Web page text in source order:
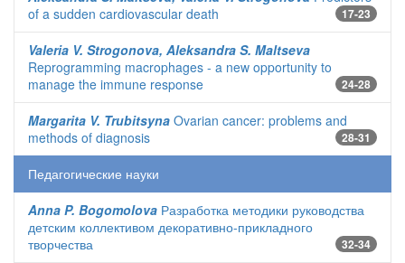
of a sudden cardiovascular death
17-23
Valeria V. Strogonova, Aleksandra S. Maltseva
Reprogramming macrophages - a new opportunity to
manage the immune response
24-28
Margarita V. Trubitsyna Ovarian cancer: problems and
methods of diagnosis
28-31
Педагогические науки
Anna P. Bogomolova Разработка методики руководства
детским коллективом декоративно-прикладного
творчества
32-34